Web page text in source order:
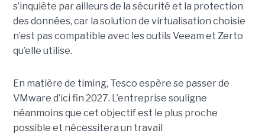
s’inquiète par ailleurs de la sécurité et la protection
des données, car la solution de virtualisation choisie
n’est pas compatible avec les outils Veeam et Zerto
qu’elle utilise.
En matière de timing, Tesco espère se passer de
VMware d’ici fin 2027. L’entreprise souligne
néanmoins que cet objectif est le plus proche
possible et nécessitera un travail